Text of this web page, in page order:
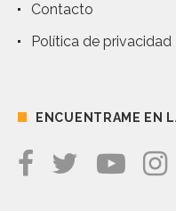
Contacto
Política de privacidad
ENCUENTRAME EN